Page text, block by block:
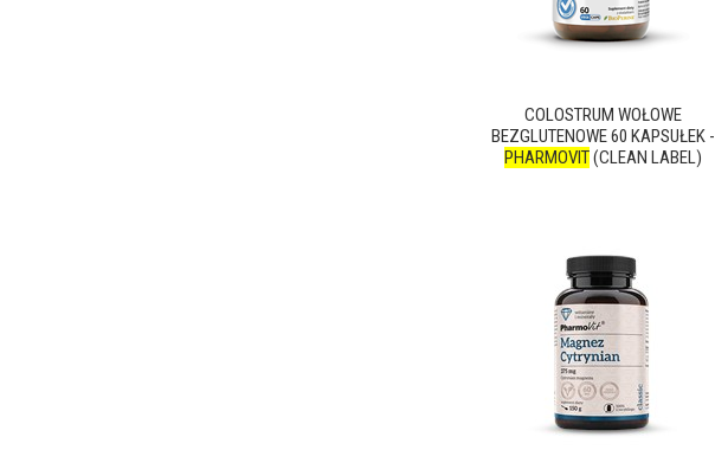
COLOSTRUM WOŁOWE
BEZGLUTENOWE 60 KAPSUŁEK -
PHARMOVIT(CLEAN LABEL)